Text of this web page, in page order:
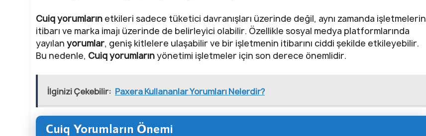
Cuiqyorumların etkileri sadece tüketici davranışları üzerinde değil, aynı zamanda işletmelerin
itibarı ve marka imajı üzerinde de belirleyici olabilir. Özellikle sosyal medya platformlarında
yayılan yorumlar, geniş kitlelere ulaşabilir ve bir işletmenin itibarını ciddi şekilde etkileyebilir.
Bu nedenle, Cuiqyorumlarınyönetimi işletmeler için son derece önemlidir.
İlginizi Çekebilir: Paxera Kullananlar Yorumları Nelerdir?
Cuiq Yorumların Önemi